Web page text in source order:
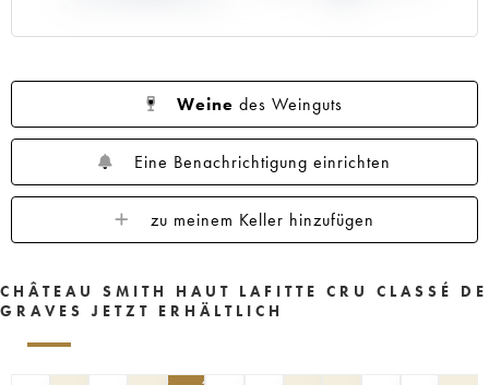
Weine des Weinguts
Eine Benachrichtigung einrichten
zu meinem Keller hinzufügen
CHÂTEAU SMITH HAUT LAFITTE CRU CLASSÉ DE
GRAVES JETZT ERHÄLTLICH